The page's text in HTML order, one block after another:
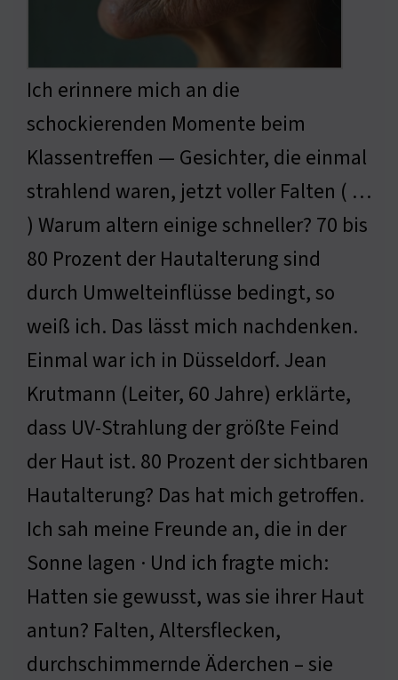
Ich erinnere mich an die
schockierenden Momente beim
Klassentreffen — Gesichter, die einmal
strahlend waren, jetzt voller Falten ( …
) Warum altern einige schneller? 70 bis
80 Prozent der Hautalterung sind
durch Umwelteinflüsse bedingt, so
weiß ich. Das lässt mich nachdenken.
Einmal war ich in Düsseldorf. Jean
Krutmann (Leiter, 60 Jahre) erklärte,
dass UV-Strahlung der größte Feind
der Haut ist. 80 Prozent der sichtbaren
Hautalterung? Das hat mich getroffen.
Ich sah meine Freunde an, die in der
Sonne lagen · Und ich fragte mich:
Hatten sie gewusst, was sie ihrer Haut
antun? Falten, Altersflecken,
durchschimmernde Äderchen – sie